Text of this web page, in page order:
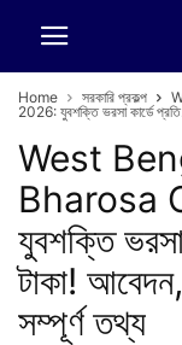
Home সরকারি প্রকল্প
2026: যুবশক্তি ভরসা কার্ডে
West
Bharosa
যুবশক্তি
টাকা!
সম্পূর্ণ তথ্য